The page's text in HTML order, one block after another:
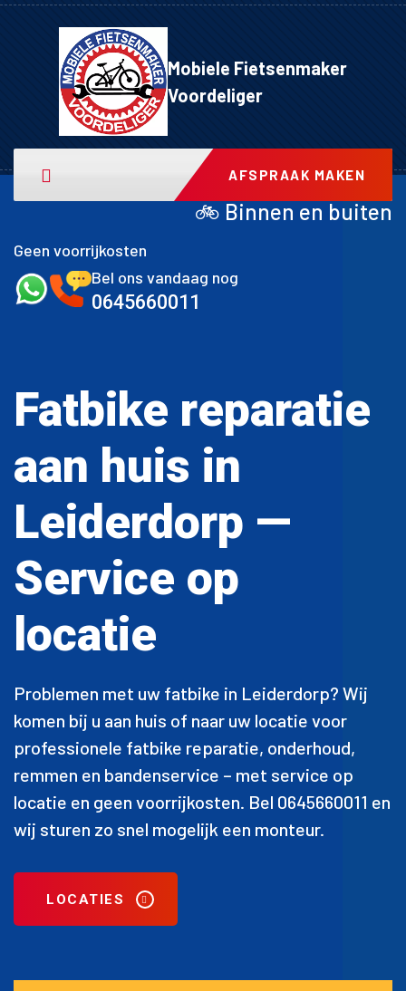
Mobiele Fietsenmaker
Voordeliger
AFSPRAAK MAKEN
🚲 Binnen en buitenband achter
Geen voorrijkosten
Bel ons vandaag nog
0645660011
Fatbike reparatie
aan huis in
Leiderdorp —
Service op
locatie
Problemen met uw fatbike in Leiderdorp? Wij
komen bij u aan huis of naar uw locatie voor
professionele fatbike reparatie, onderhoud,
remmen en bandenservice – met service op
locatie en geen voorrijkosten. Bel 0645660011 en
wij sturen zo snel mogelijk een monteur.
LOCATIES